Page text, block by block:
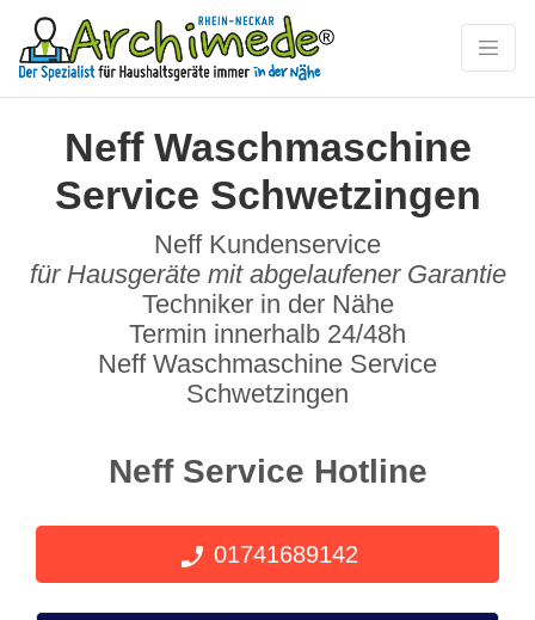
Neff Waschmaschine
Service Schwetzingen
Neff Kundenservice
für Hausgeräte mit abgelaufener Garantie
Techniker in der Nähe
Termin innerhalb 24/48h
Neff Waschmaschine Service
Schwetzingen
Neff Service Hotline
01741689142